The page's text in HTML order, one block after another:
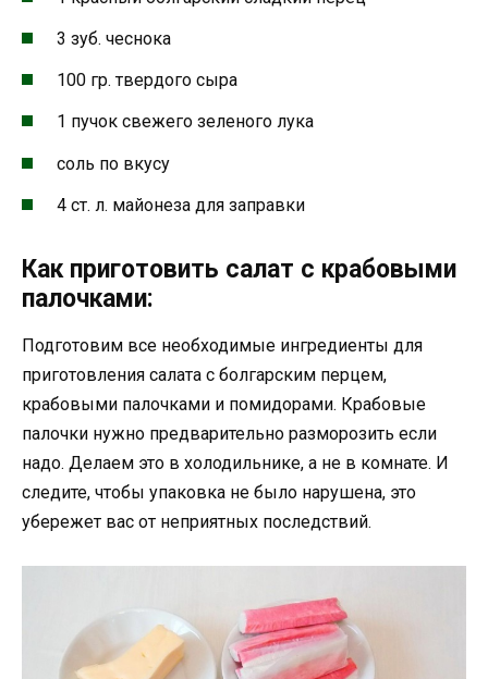
3 зуб. чеснока
100 гр. твердого сыра
1 пучок свежего зеленого лука
соль по вкусу
4 ст. л. майонеза для заправки
Как приготовить салат с крабовыми
палочками:
Подготовим все необходимые ингредиенты для
приготовления салата с болгарским перцем,
крабовыми палочками и помидорами. Крабовые
палочки нужно предварительно разморозить если
надо. Делаем это в холодильнике, а не в комнате. И
следите, чтобы упаковка не было нарушена, это
убережет вас от неприятных последствий.